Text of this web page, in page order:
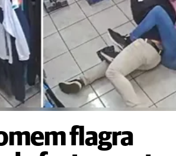
flagra